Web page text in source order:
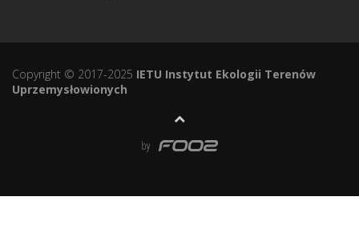
Copyright © 2017-2025 IETU Instytut Ekologii Terenów
Uprzemysłowionych